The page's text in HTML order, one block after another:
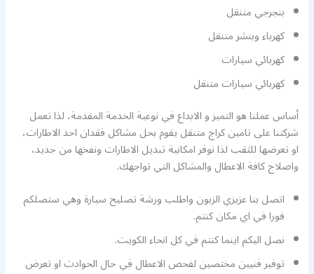
بنجرجي متنقل
كهرباء وبنشر متنقل
كهربائي سيارات
كهربائي سيارات متنقل
أساس عملنا هو التميز و الابداع في نوعية الخدمة المقدمة، لذا تعمل
شركتنا على تامين كراج متنقل يقوم بحل مشاكل فقدان احد الاطارات،
او تعرضها للثقب لذا نوفر امكانية تبديل الاطارات ونفخها من جديد،
واصلاح كافة الاعطال والمشاكل التي تواجهك.
اتصل بنا عزيزي الزبون واطلب ورشة تصليح سيارة وهي ستصلكم
فورا في اي مكان كنتم.
نصل اليكم اينما كنتم في كل انحاء الكويت.
توفير فنيين مختصين لفحص الاعطال في حال الحوادث او تعرض